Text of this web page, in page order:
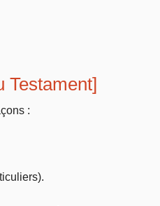
Testament]
: